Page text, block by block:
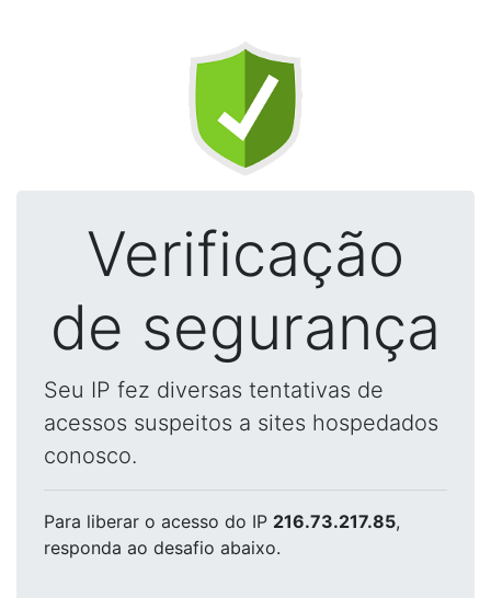
Verificação
de segurança
Seu IP fez diversas tentativas de
acessos suspeitos a sites hospedados
conosco.
Para liberar o acesso do IP 216.73.217.85,
responda ao desafio abaixo.